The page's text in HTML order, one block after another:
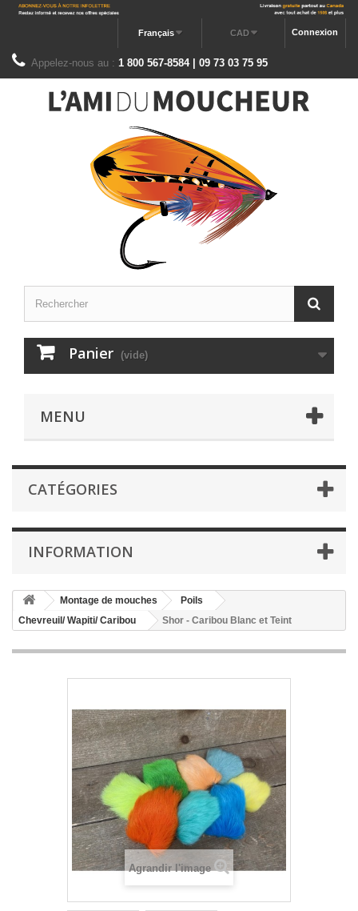
Connexion
CAD
Français
Appelez-nous au : 1 800 567-8584 | 09 73 03 75 95
Panier (vide)
MENU
CATÉGORIES
INFORMATION
Montage de mouches
Poils
Chevreuil/ Wapiti/ Caribou
Shor - Caribou Blanc et Teint
Agrandir l'image